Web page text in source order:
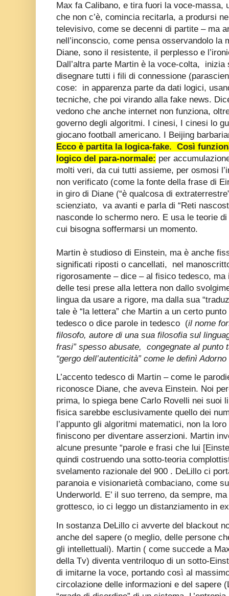
Max fa Calibano, e tira fuori la voce-massa,
che non c’è, comincia recitarla, a prodursi
televisivo, come se decenni di partite – ma
nell’inconscio, come pensa osservandolo la
Diane, sono il resistente, il perplesso e
Dall’altra parte Martin è la voce-colta, inizia
disegnare tutti i fili di connessione
cose: in apparenza parte da dati logici,
tecniche, che poi virando alla fake news.
vedono che anche internet non funziona,
governo degli algoritmi. I cinesi, I cinesi lo
giocano football americano. I Beijing
Ecco è partita la logica-fake. Così
logico del para-normale: per
molti veri, da cui tutti assieme, per osmosi
non verificato (come la fonte della frase di
in giro di Diane (“è qualcosa di
scienziato, va avanti e parla di “Reti
nasconde lo schermo nero. E usa le teorie
cui bisogna soffermarsi un momento.
Martin è studioso di Einstein, ma è anche
significati riposti o cancellati, nel
rigorosamente – dice – al fisico tedesco,
delle tesi prese alla lettera non dallo
lingua da usare a rigore, ma dalla sua
tale è “la lettera” che Martin a un certo
tedesco o dice parole in tedesco (il nome
filosofo, autore di una sua filosofia sul
frasi” spesso abusate, congegnate al punto
“gergo dell’autenticità” come le definì
L’accento tedesco di Martin – come le
riconosce Diane, che aveva Einstein. Noi
prima, lo spiega bene Carlo Rovelli nei suoi
fisica sarebbe esclusivamente quello dei
l’appunto gli algoritmi matematici, non la
finiscono per diventare asserzioni. Martin
alcune presunte “parole e frasi che lui
quindi costruendo una sotto-teoria
svelamento razionale del 900 . DeLillo ci
paranoia e visionarietà combaciano, come
Underworld. E’ il suo terreno, da sempre,
grottesco, io ci leggo un distanziamento in
In sostanza DeLillo ci avverte del blackout
anche del sapere (o meglio, delle persone
gli intellettuali). Martin ( come succede a
della Tv) diventa ventriloquo di un sotto-
di imitarne la voce, portando così al
circolazione delle informazioni e del sapere